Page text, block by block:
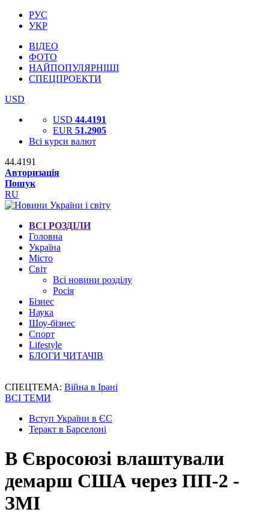
РУС
УКР
ВІДЕО
ФОТО
НАЙПОПУЛЯРНІШІ
СПЕЦПРОЕКТИ
USD
USD 44.4191
EUR 51.2905
Всі курси валют
44.4191
Авторизація
Пошук
RU
ВСІ РОЗДІЛИ
Головна
Україна
Місто
Світ
Всі новини розділу
Росія
Бізнес
Наука
Шоу-бізнес
Спорт
Lifestyle
БЛОГИ ЧИТАЧІВ
СПЕЦТЕМА: Війна в Ірані
ВСІ ТЕМИ
Вступ України в ЄС
Теракт в Барселоні
В Євросоюзі влаштували
демарш США через ПП-2 -
ЗМІ